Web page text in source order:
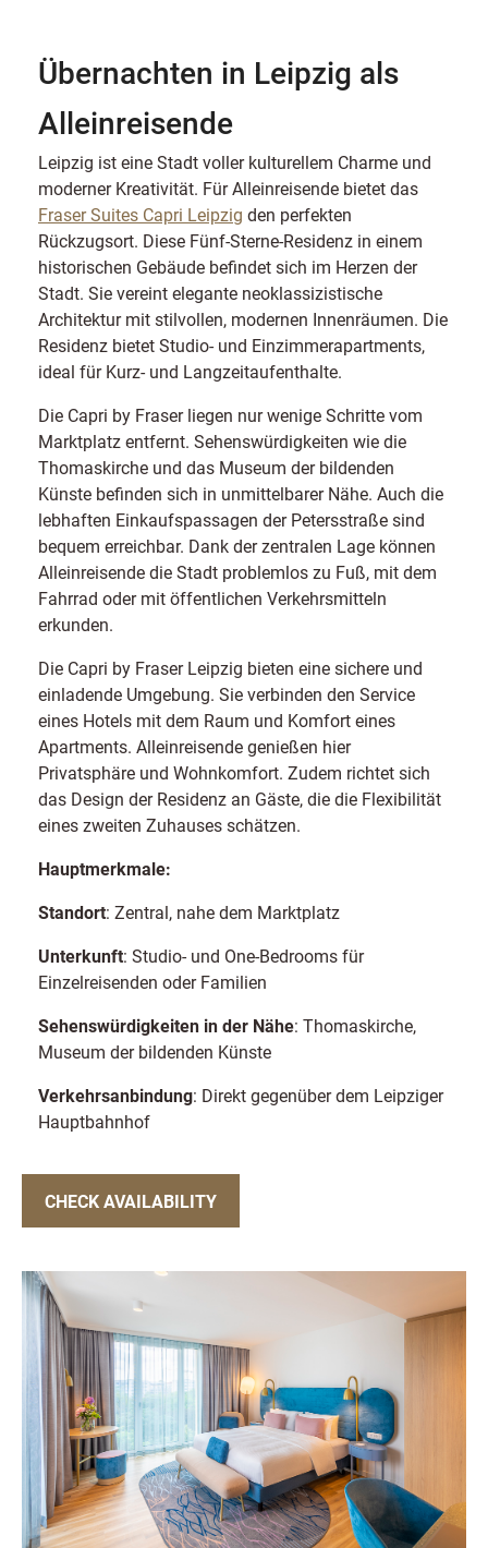
Übernachten in Leipzig als
Alleinreisende
Leipzig ist eine Stadt voller kulturellem Charme und
moderner Kreativität. Für Alleinreisende bietet das
Fraser Suites Capri Leipzig den perfekten
Rückzugsort. Diese Fünf-Sterne-Residenz in einem
historischen Gebäude befindet sich im Herzen der
Stadt. Sie vereint elegante neoklassizistische
Architektur mit stilvollen, modernen Innenräumen. Die
Residenz bietet Studio- und Einzimmerapartments,
ideal für Kurz- und Langzeitaufenthalte.
Die Capri by Fraser liegen nur wenige Schritte vom
Marktplatz entfernt. Sehenswürdigkeiten wie die
Thomaskirche und das Museum der bildenden
Künste befinden sich in unmittelbarer Nähe. Auch die
lebhaften Einkaufspassagen der Petersstraße sind
bequem erreichbar. Dank der zentralen Lage können
Alleinreisende die Stadt problemlos zu Fuß, mit dem
Fahrrad oder mit öffentlichen Verkehrsmitteln
erkunden.
Die Capri by Fraser Leipzig bieten eine sichere und
einladende Umgebung. Sie verbinden den Service
eines Hotels mit dem Raum und Komfort eines
Apartments. Alleinreisende genießen hier
Privatsphäre und Wohnkomfort. Zudem richtet sich
das Design der Residenz an Gäste, die die Flexibilität
eines zweiten Zuhauses schätzen.
Hauptmerkmale:
Standort: Zentral, nahe dem Marktplatz
Unterkunft: Studio- und One-Bedrooms für
Einzelreisenden oder Familien
Sehenswürdigkeiten in der Nähe: Thomaskirche,
Museum der bildenden Künste
Verkehrsanbindung: Direkt gegenüber dem Leipziger
Hauptbahnhof
CHECK AVAILABILITY